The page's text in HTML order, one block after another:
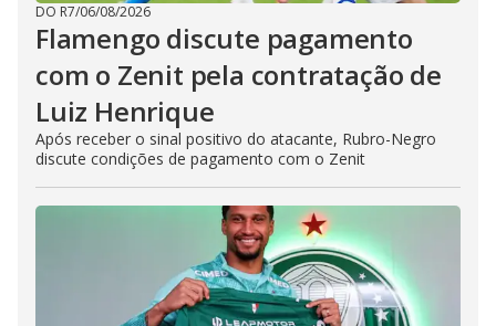
DO R7/06/08/2026
Flamengo discute pagamento
com o Zenit pela contratação de
Luiz Henrique
Após receber o sinal positivo do atacante, Rubro-Negro
discute condições de pagamento com o Zenit